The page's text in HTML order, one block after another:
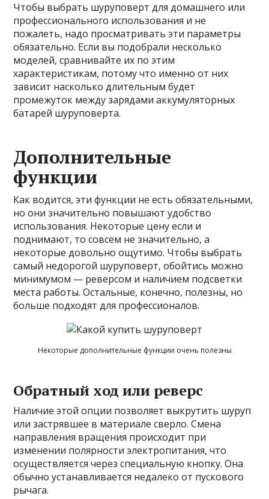
Чтобы выбрать шуруповерт для домашнего или
профессионального использования и не
пожалеть, надо просматривать эти параметры
обязательно. Если вы подобрали несколько
моделей, сравнивайте их по этим
характеристикам, потому что именно от них
зависит насколько длительным будет
промежуток между зарядами аккумуляторных
батарей шуруповерта.
Дополнительные
функции
Как водится, эти функции не есть обязательными,
но они значительно повышают удобство
использования. Некоторые цену если и
поднимают, то совсем не значительно, а
некоторые довольно ощутимо. Чтобы выбрать
самый недорогой шуруповерт, обойтись можно
минимумом — реверсом и наличием подсветки
места работы. Остальные, конечно, полезны, но
больше подходят для профессионалов.
Некоторые дополнительные функции очень полезны
Обратный ход или реверс
Наличие этой опции позволяет выкрутить шуруп
или застрявшее в материале сверло. Смена
направления вращения происходит при
изменении полярности электропитания, что
осуществляется через специальную кнопку. Она
обычно устанавливается недалеко от пускового
рычага.